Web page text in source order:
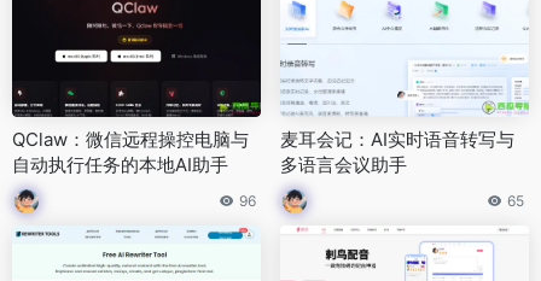
QClaw：微信远程操控电脑与
自动执行任务的本地AI助手
96
麦耳会记：AI实时语音转写与
多语言会议助手
65